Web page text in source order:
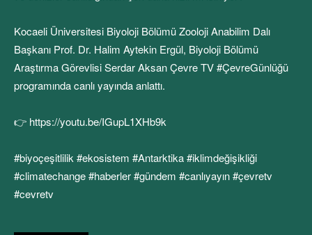
Kocaeli Üniversitesi Biyoloji Bölümü Zooloji Anabilim Dalı
Başkanı Prof. Dr. Halim Aytekin Ergül, Biyoloji Bölümü
Araştırma Görevlisi Serdar Aksan Çevre TV #ÇevreGünlüğü
programında canlı yayında anlattı.
👉 https://youtu.be/IGupL1XHb9k
#biyoçeşitlilik #ekosistem #Antarktika #iklimdeğişikliği
#climatechange #haberler #gündem #canlıyayın #çevretv
#cevretv